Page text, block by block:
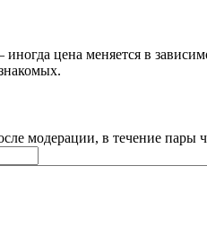
цена меняется в
модерации, в течение пары